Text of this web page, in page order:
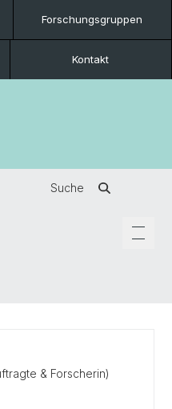
Forschungsgruppen
Kontakt
Suche
& Forscherin)